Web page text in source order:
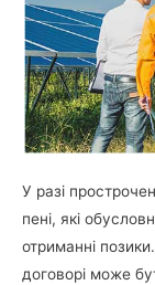
У разі
пені, які
отриманні
договорі може